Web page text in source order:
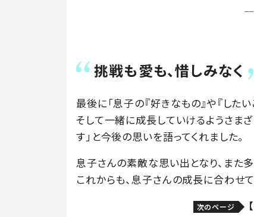
挑戦も愛も、惜しみなく
最後に「息子の『好きなもの』や『した
そして一緒に成長していけるようさま
す」と今後の思いを語ってくれました。
息子さんの素敵な思い出となり、また
これからも、息子さんの成長に合わせ
次のページ